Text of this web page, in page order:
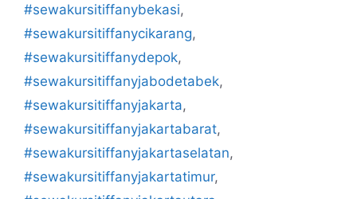
#sewakursitiffanybekasi,
#sewakursitiffanycikarang,
#sewakursitiffanydepok,
#sewakursitiffanyjabodetabek,
#sewakursitiffanyjakarta,
#sewakursitiffanyjakartabarat,
#sewakursitiffanyjakartaselatan,
#sewakursitiffanyjakartatimur,